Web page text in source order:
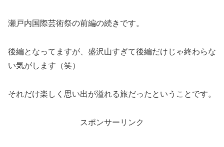
瀬戸内国際芸術祭の前編の続きです。
後編となってますが、盛沢山すぎて後編だけじゃ終わらな
い気がします（笑）
それだけ楽しく思い出が溢れる旅だったということです。
スポンサーリンク